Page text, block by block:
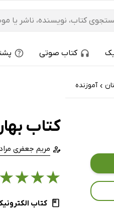
کتاب صوتی
› آموزنده
کتاب
مریم جعفری مراد
★
★
★
★
کتاب